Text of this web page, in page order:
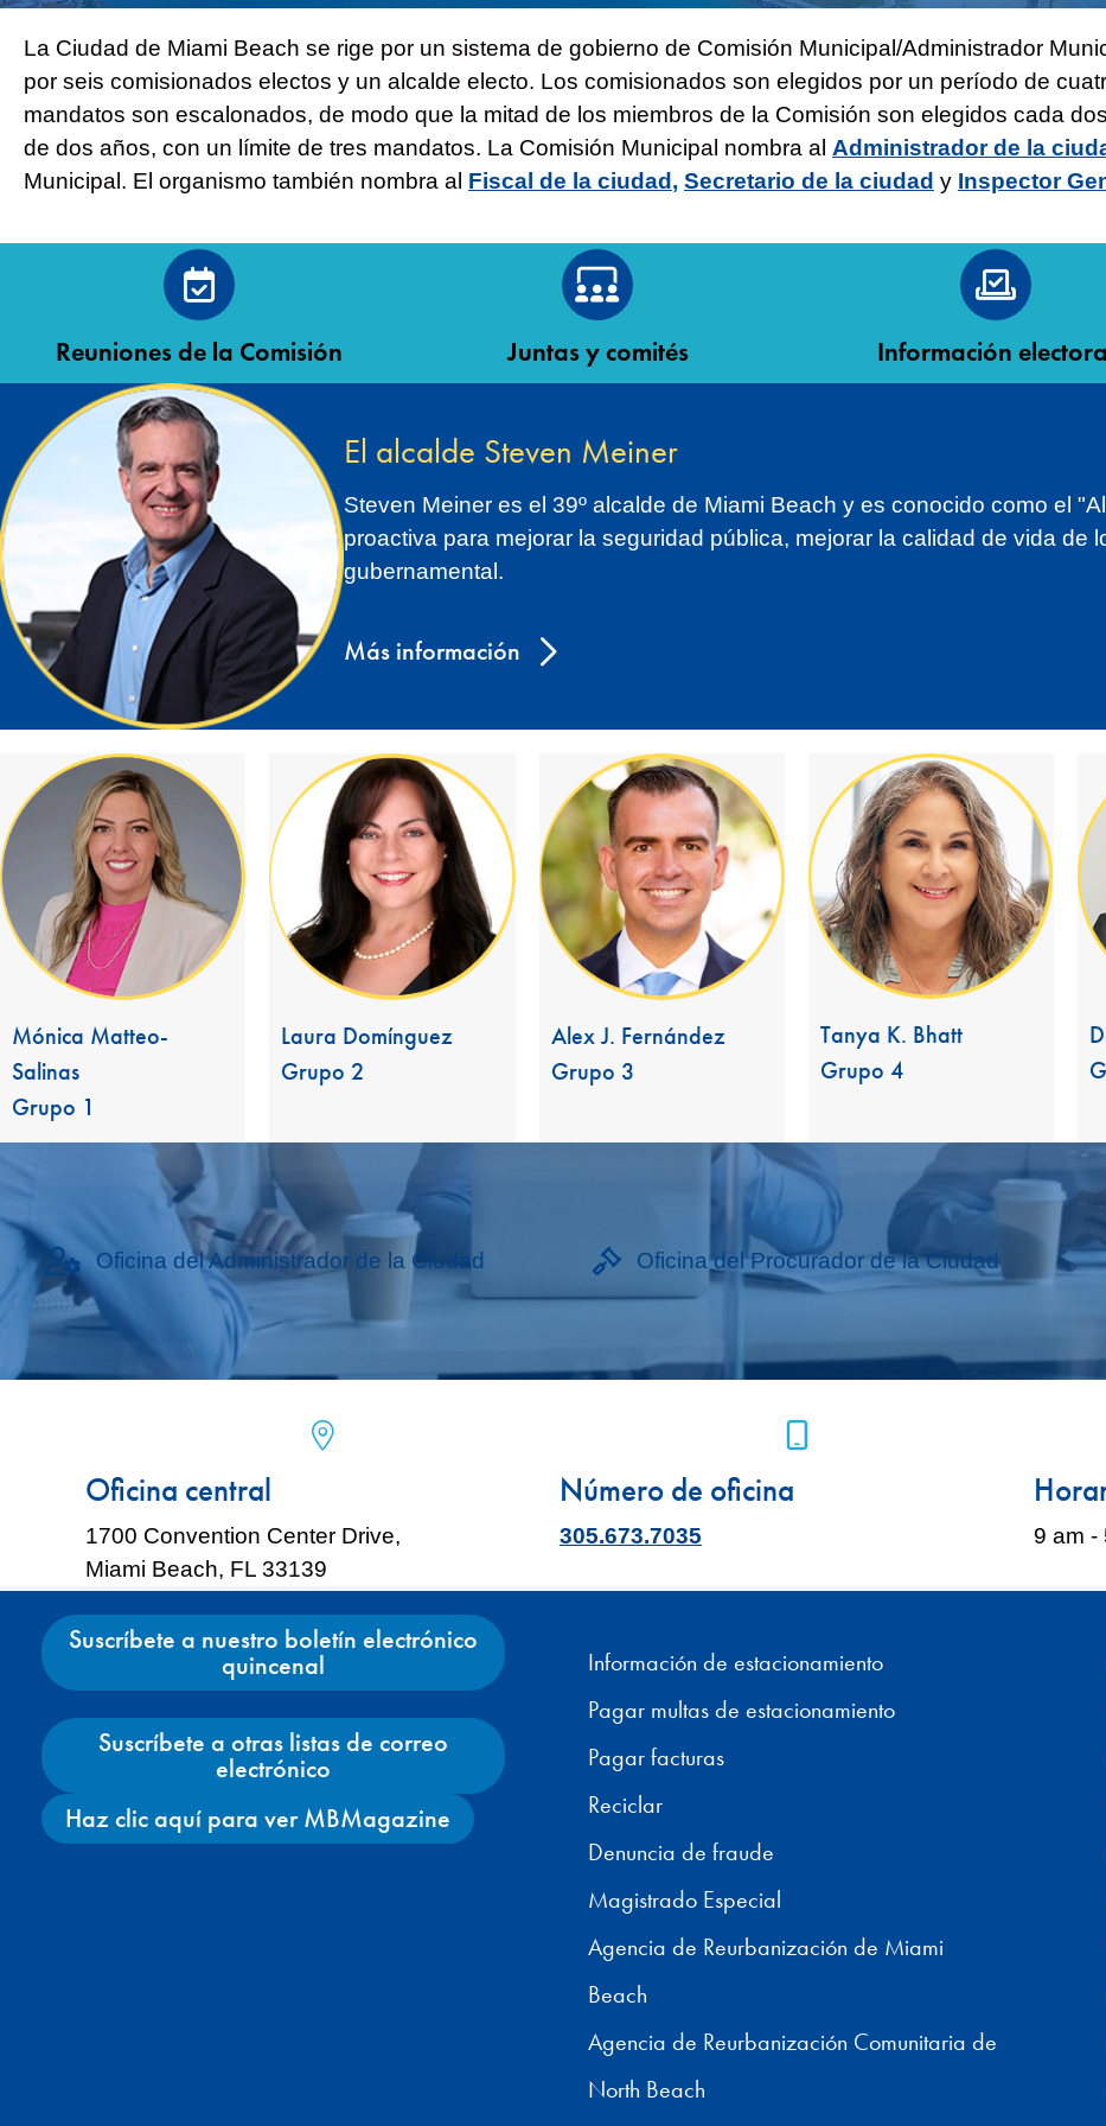
La Ciudad de Miami Beach se rige por un sistema de gobierno de Comisión Municipal/Administrador
por seis comisionados electos y un alcalde electo. Los comisionados son elegidos por un período de
mandatos son escalonados, de modo que la mitad de los miembros de la Comisión son elegidos cada
de dos años, con un límite de tres mandatos. La Comisión Municipal nombra al Administrador de la
Municipal. El organismo también nombra al Fiscal de la ciudad, Secretario de la ciudad y Inspector
Reuniones de la Comisión Juntas y comités Información
El alcalde Steven Meiner
Steven Meiner es el 39º alcalde de Miami Beach y es conocido como el
proactiva para mejorar la seguridad pública, mejorar la calidad de vida de
gubernamental.
Más información
Mónica Matteo-
Salinas
Grupo 1
Laura Domínguez
Grupo 2
Alex J. Fernández
Grupo 3
Tanya K. Bhatt
Grupo 4
Oficina del Administrador de la Ciudad Oficina del Procurador de la Ciudad
icono de ubicación
Oficina central
1700 Convention Center Drive,
Miami Beach, FL 33139
Número de oficina
305.673.7035 9 am -
Suscríbete a nuestro boletín electrónico
quincenal
Suscríbete a otras listas de correo
electrónico
Haz clic aquí para ver MBMagazine
Información de estacionamiento
Pagar multas de estacionamiento
Pagar facturas
Reciclar
Denuncia de fraude
Magistrado Especial
Agencia de Reurbanización de Miami
Beach
Agencia de Reurbanización Comunitaria de
North Beach